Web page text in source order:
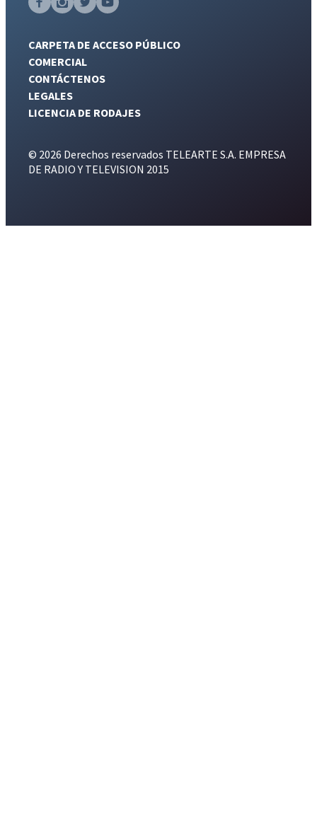
CARPETA DE ACCESO PÚBLICO
COMERCIAL
CONTÁCTENOS
LEGALES
LICENCIA DE RODAJES
© 2026 Derechos reservados TELEARTE S.A. EMPRESA
DE RADIO Y TELEVISION 2015